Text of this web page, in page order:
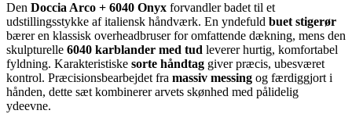
Den Doccia Arco + 6040 Onyx forvandler badet til et
udstillingsstykke af italiensk håndværk. En yndefuld buet stigerør
bærer en klassisk overheadbruser for omfattende dækning, mens den
skulpturelle 6040 karblander med tud leverer hurtig, komfortabel
fyldning. Karakteristiske sorte håndtag giver præcis, ubesværet
kontrol. Præcisionsbearbejdet fra massiv messing og færdiggjort i
hånden, dette sæt kombinerer arvets skønhed med pålidelig
ydeevne.